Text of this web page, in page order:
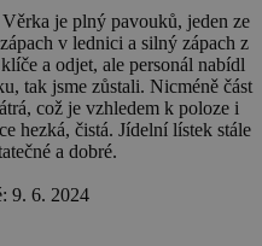
je plný pavouků, jeden ze
v lednici a silný zápach z
a odjet, ale personál nabídl
tak jsme zůstali. Nicméně část
což je vzhledem k poloze i
hezká, čistá. Jídelní lístek stále
a dobré.
9. 6. 2024